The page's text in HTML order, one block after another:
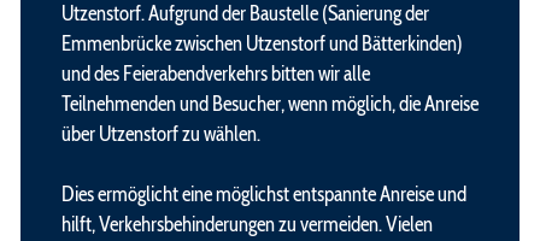
Utzenstorf. Aufgrund der Baustelle (Sanierung der
Emmenbrücke zwischen Utzenstorf und Bätterkinden)
und des Feierabendverkehrs bitten wir alle
Teilnehmenden und Besucher, wenn möglich, die Anreise
über Utzenstorf zu wählen.
Dies ermöglicht eine möglichst entspannte Anreise und
hilft, Verkehrsbehinderungen zu vermeiden. Vielen